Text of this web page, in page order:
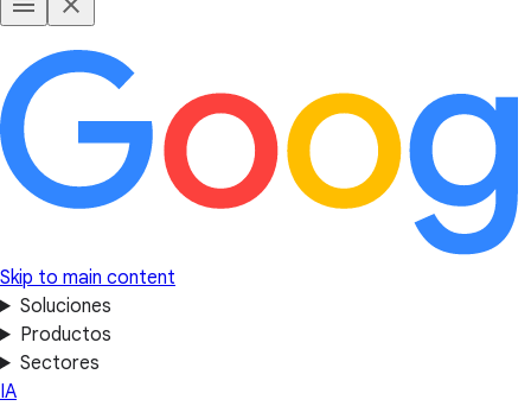
Skip to main content
Soluciones
Productos
Sectores
IA